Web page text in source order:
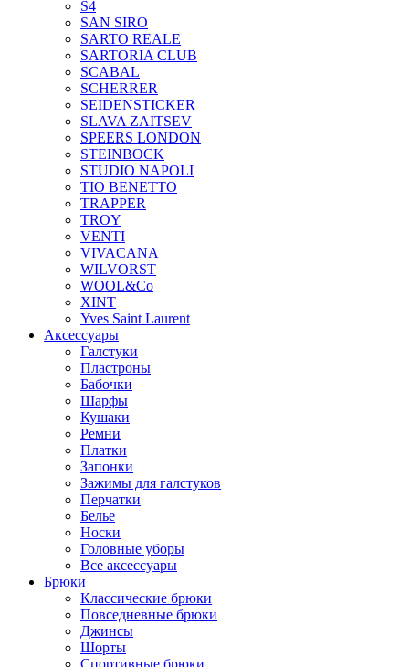
S4
SAN SIRO
SARTO REALE
SARTORIA CLUB
SCABAL
SCHERRER
SEIDENSTICKER
SLAVA ZAITSEV
SPEERS LONDON
STEINBOCK
STUDIO NAPOLI
TIO BENETTO
TRAPPER
TROY
VENTI
VIVACANA
WILVORST
WOOL&Co
XINT
Yves Saint Laurent
Аксессуары
Галстуки
Пластроны
Бабочки
Шарфы
Кушаки
Ремни
Платки
Запонки
Зажимы для галстуков
Перчатки
Белье
Носки
Головные уборы
Все аксессуары
Брюки
Классические брюки
Повседневные брюки
Джинсы
Шорты
Спортивные брюки